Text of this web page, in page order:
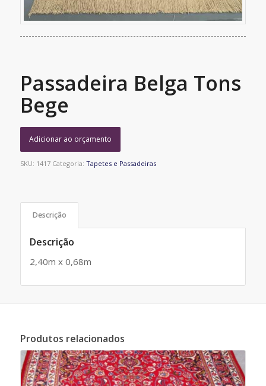
Passadeira Belga Tons
Bege
Adicionar ao orçamento
SKU: 1417 Categoria: Tapetes e Passadeiras
Descrição
Descrição
2,40m x 0,68m
Produtos relacionados